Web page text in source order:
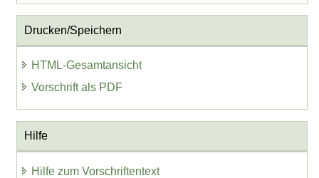
Drucken/Speichern
HTML-Gesamtansicht
Vorschrift als PDF
Hilfe
Hilfe zum Vorschriftentext